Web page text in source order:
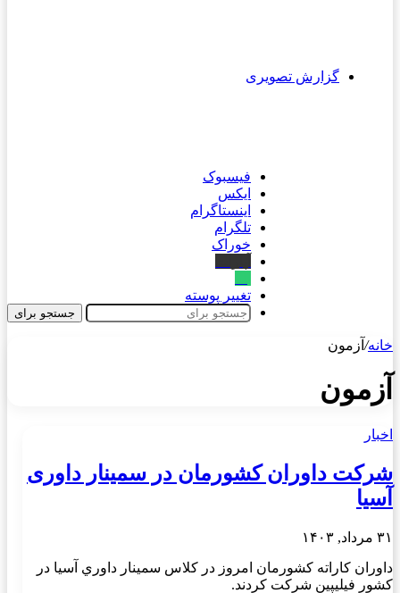
گزارش تصویری
فیسبوک
ایکس
اینستاگرام
تلگرام
خوراک
تغییر پوسته
جستجو برای
خانه/ آزمون
آزمون
اخبار
شرکت داوران کشورمان در سمینار داوری
آسیا
۳۱ مرداد, ۱۴۰۳
داوران كاراته كشورمان امروز در كلاس سمينار داوري آسيا در
كشور فيليپين شركت كردند.